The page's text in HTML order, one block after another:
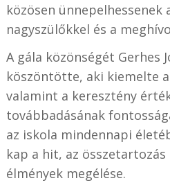
közösen ünnepelhessenek
nagyszülőkkel és a
A gála közönségét Gerhes
köszöntötte, aki kiemelte
valamint a keresztény
továbbadásának
az iskola mindennapi
kap a hit, az összetartozás
élmények megélése.